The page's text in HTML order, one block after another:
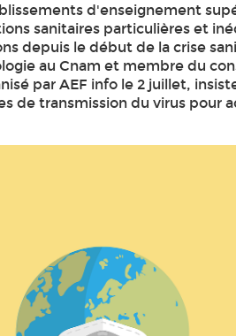
d'enseignement
sanitaires particulières et
depuis le début de la crise
au Cnam et membre du
par AEF info le 2 juillet,
de transmission du virus pour